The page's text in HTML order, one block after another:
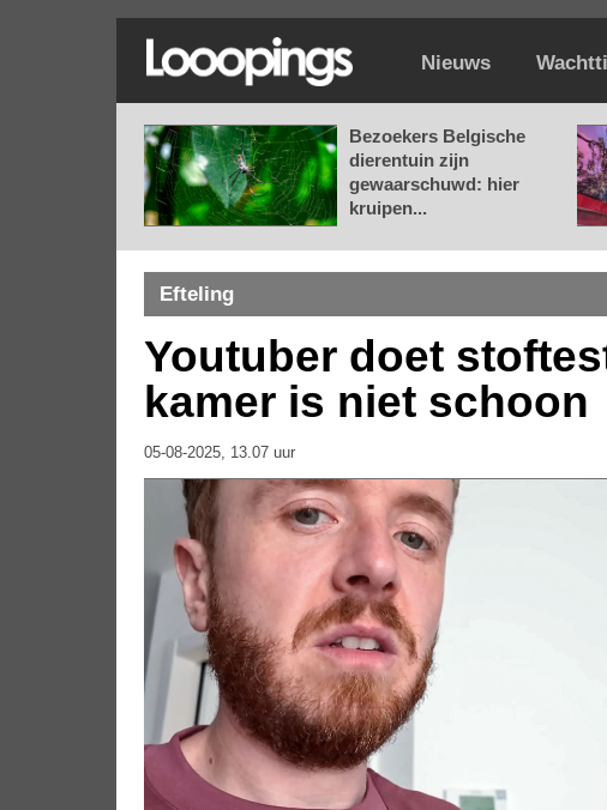
Nieuws
Bezoekers Belgische
dierentuin zijn
gewaarschuwd: hier
kruipen...
Efteling
Youtuber doet
kamer is niet schoon
05-08-2025, 13.07 uur